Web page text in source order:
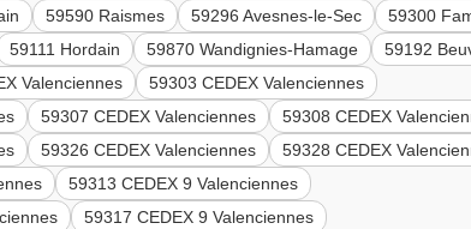
59590 Raismes 59296 Avesnes-le-Sec
59300
59111 Hordain 59870 Wandignies-Hamage
59192
Valenciennes
59303 CEDEX Valenciennes
59307 CEDEX Valenciennes
59308 CEDEX
59326 CEDEX Valenciennes
59328 CEDEX
59313 CEDEX 9 Valenciennes
59317 CEDEX 9 Valenciennes